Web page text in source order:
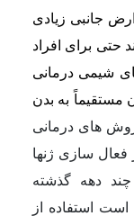
جانبی زیادی
حتی برای افراد
شیمی درمانی
مستقیماً به بدن
های درمانی
فعال سازی ژن­ها
دهه گذشته
است استفاده از